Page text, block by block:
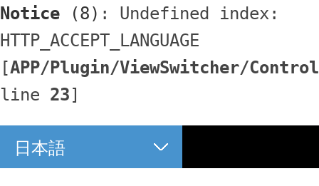
Notice (8) : Undefined index:
HTTP_ACCEPT_LANGUAGE
[APP/Plugin/ViewSwitcher/
line 23]
日本語